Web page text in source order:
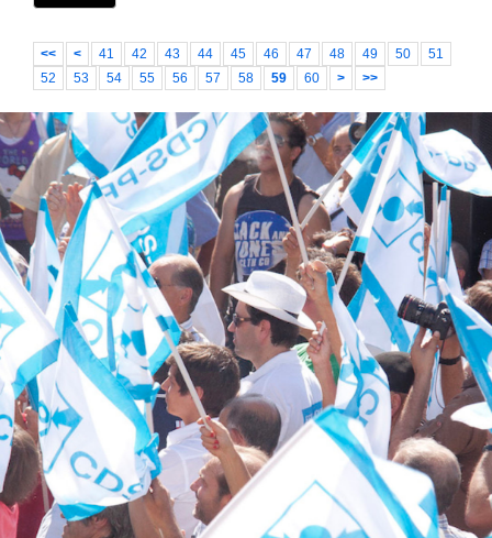
<< < 41 42 43 44 45 46 47 48 49 50
51
52
53 54 55 56 57 58 59 60 > >>